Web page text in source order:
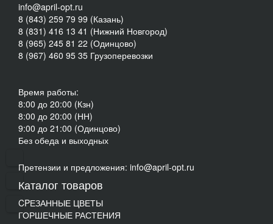
info@april-opt.ru
8 (843) 259 79 99 (Казань)
8 (831) 416 13 41 (Нижний Новгород)
8 (965) 245 81 22 (Одинцово)
8 (967) 460 95 35 Грузоперевозки
Время работы:
8:00 до 20:00 (Кзн)
8:00 до 20:00 (НН)
9:00 до 21:00 (Одинцово)
Без обеда и выходных
Претензии и предложения: info@april-opt.ru
Каталог товаров
CPЕЗАННЫЕ ЦВЕТЫ
ГОРШЕЧНЫЕ РАСТЕНИЯ